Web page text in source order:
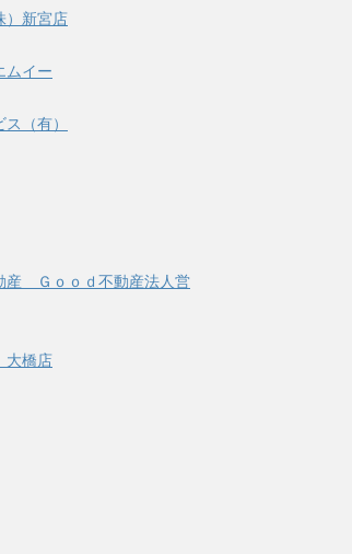
）新宮店
ムイー
（有）
産 Ｇｏｏｄ不動産法人営
大橋店